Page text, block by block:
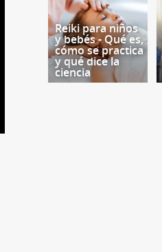
Reiki para niños
y bebés - Qué es,
cómo se practica
y qué dice la
ciencia